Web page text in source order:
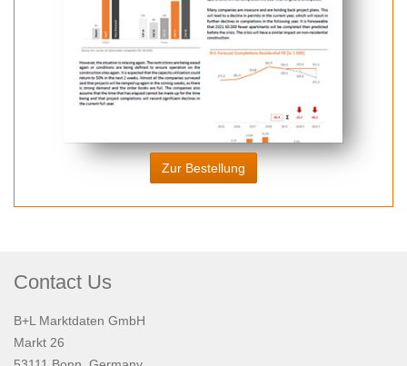
Zur Bestellung
Contact Us
B+L Marktdaten GmbH
Markt 26